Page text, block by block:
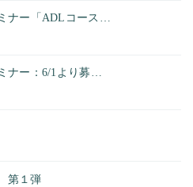
ナー「ADLコース…
ナー：6/1より募…
第１弾